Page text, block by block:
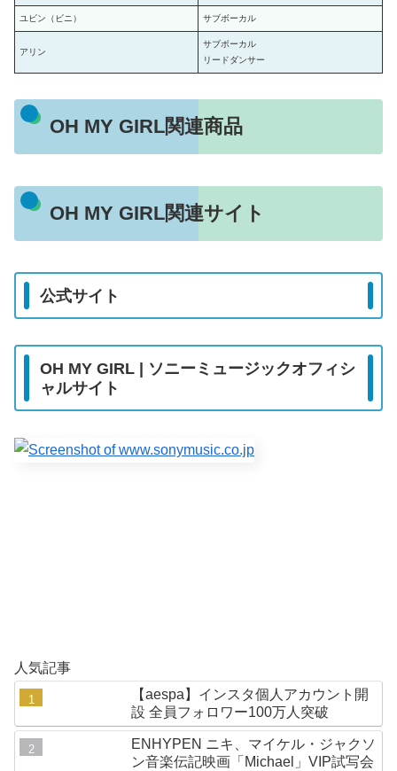
ユビン（ビニ） サブボーカル
アリン
サブボーカル
リードダンサー
OH MY GIRL関連商品
OH MY GIRL関連サイト
公式サイト
OH MY GIRL | ソニーミュージックオフィシ
ャルサイト
人気記事
【aespa】インスタ個人アカウント開
設 全員フォロワー100万人突破
ENHYPEN ニキ、マイケル・ジャクソ
ン音楽伝記映画「Michael」VIP試写会